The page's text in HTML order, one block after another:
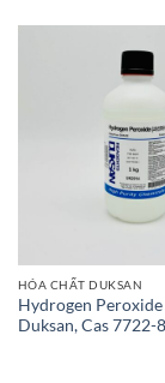
HÓA CHẤT DUKSAN
Hydrogen Peroxide
Duksan, Cas 7722-